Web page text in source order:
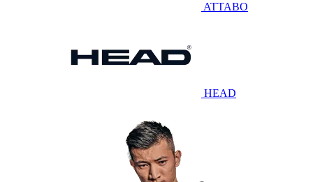
ATTABO
HEAD